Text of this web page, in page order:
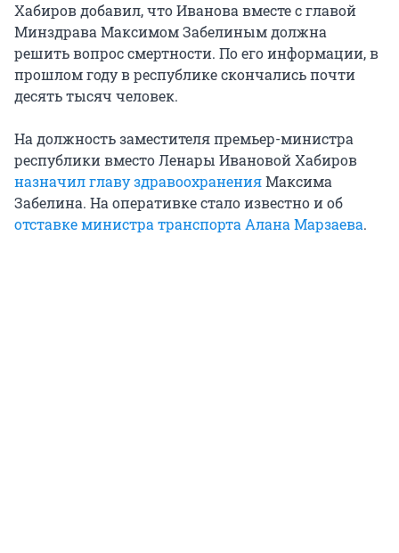
Хабиров добавил, что Иванова вместе с главой
Минздрава Максимом Забелиным должна
решить вопрос смертности. По его информации, в
прошлом году в республике скончались почти
десять тысяч человек.
На должность заместителя премьер-министра
республики вместо Ленары Ивановой Хабиров
назначил главу здравоохраненияМаксима
Забелина. На оперативке стало известно и об
отставке министра транспорта Алана Марзаева.